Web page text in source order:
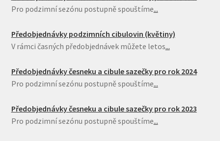
Pro podzimní sezónu postupně spouštíme...
Předobjednávky podzimních cibulovin (květiny)
V rámci časných předobjednávek můžete letos...
Předobjednávky česneku a cibule sazečky pro rok 2024
Pro podzimní sezónu postupně spouštíme...
Předobjednávky česneku a cibule sazečky pro rok 2023
Pro podzimní sezónu postupně spouštíme...